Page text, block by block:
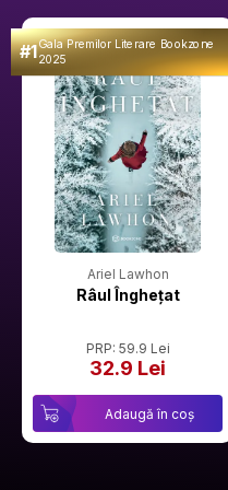
#1Gala Premilor Literare Bookzone
2025
Ariel Lawhon
Râul Înghețat
PRP: 59.9 Lei
32.9 Lei
Adaugă în coș